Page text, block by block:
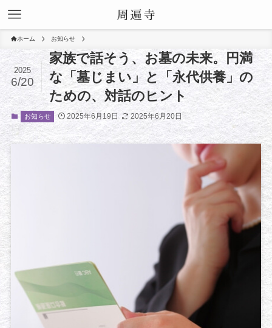
ホーム お知らせ
家族で話そう、お墓の未来。円満
な「墓じまい」と「永代供養」の
ための、対話のヒント
2025
6/20
お知らせ 2025年6月19日 2025年6月20日